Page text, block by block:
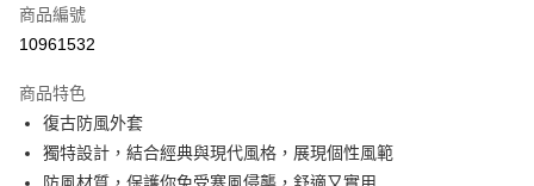
２．訂單成立數日內，您將收到繳費通知簡訊。
３．收到繳費通知簡訊後14天內，點擊此簡訊中的連結，可透過四大超商／
購買商品的店家。未經商家同意取消之訂單仍視為有效，需透過AFTEE先享
後付繳納相關費用。
※ 交易是否成功請以「AFTEE先享後付 」之結帳頁面顯示為準，若有關於
是否繳費成功／繳費後需取消欲退款等相關疑問，請聯繫「AFTEE先享後付
免運費
免運費
付款後萊爾富取貨
免運費
商品編號
10961532
商品特色
復古防風外套
獨特設計，結合經典與現代風格，展現個性風範
防風材質，保護你免受寒風侵襲，舒適又實用